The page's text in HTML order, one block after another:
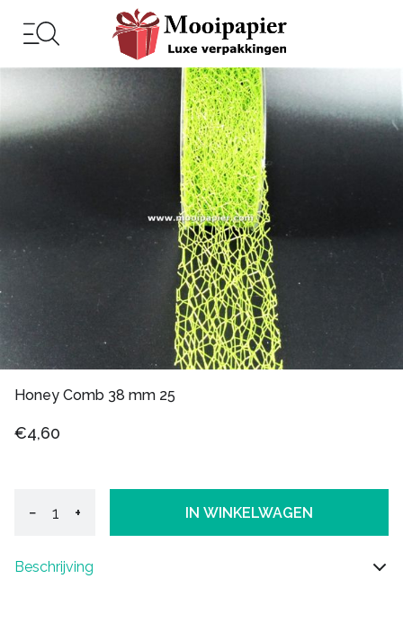
Honey Comb 38 mm 25
€4,60
− + IN WINKELWAGEN
Beschrijving